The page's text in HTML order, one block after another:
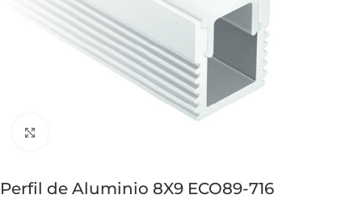
Perfil de Aluminio 8X9 ECO89-716